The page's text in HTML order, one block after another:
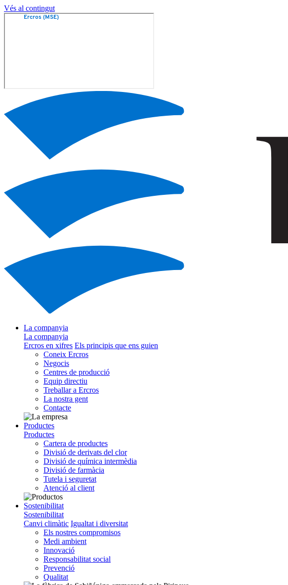
Vés al contingut
La companyia
La companyia
Ercros en xifres Els principis que ens guien
Coneix Ercros
Negocis
Centres de producció
Equip directiu
Treballar a Ercros
La nostra gent
Contacte
Productes
Productes
Cartera de productes
Divisió de derivats del clor
Divisió de química intermèdia
Divisió de farmàcia
Tutela i seguretat
Atenció al client
Sostenibilitat
Sostenibilitat
Canvi climàtic Igualtat i diversitat
Els nostres compromisos
Medi ambient
Innovació
Responsabilitat social
Prevenció
Qualitat